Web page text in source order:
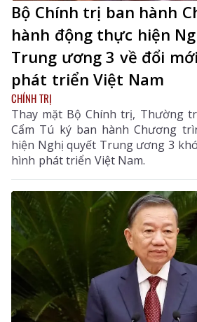
Bộ Chính trị ban hành
hành động thực hiện
Trung ương 3 về đổi
phát triển Việt Nam
CHÍNH TRỊ
Thay mặt Bộ Chính trị, Thường
Cẩm Tú ký ban hành Chương
hiện Nghị quyết Trung ương 3
hình phát triển Việt Nam.